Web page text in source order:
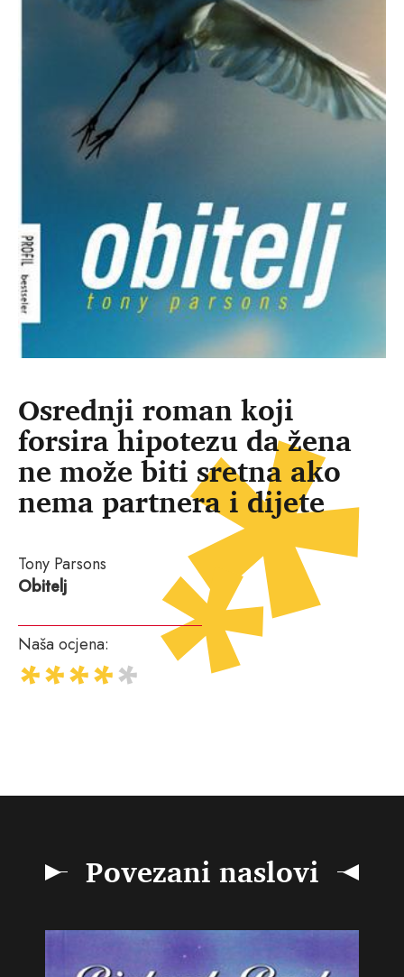
Osrednji roman koji
forsira hipotezu da žena
ne može biti sretna ako
nema partnera i dijete
Tony Parsons
Obitelj
Naša ocjena:
Povezani naslovi